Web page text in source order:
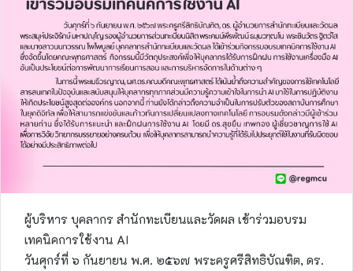
ผู้บริหาร บุคลากร สำนักทะเบียนและวัดผล เข้าร่วมอบรม
เทคนิคการใช้งาน AI
วันศุกร์ที่ ๖ กันยายน พ.ศ. ๒๕๖๗ พระครูศรีสิทธิบัณฑิต, ดร.